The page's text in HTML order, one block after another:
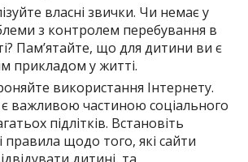
власні звички. Чи немає у
з контролем перебування в
Пам’ятайте, що для дитини ви є
прикладом у житті.
використання Інтернету.
важливою частиною соціального
підлітків. Встановіть
щодо того, які сайти